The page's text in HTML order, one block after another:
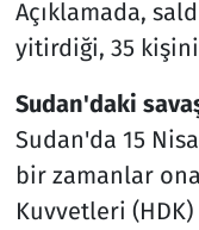
Açıklamada,
yitirdiği, 35
Sudan'daki
Sudan'da 15
bir zamanlar
Kuvvetleri